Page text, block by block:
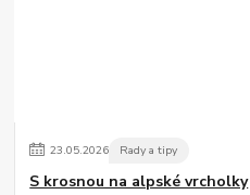
23.05.2026 Rady a tipy
S krosnou na alpské vrcholky